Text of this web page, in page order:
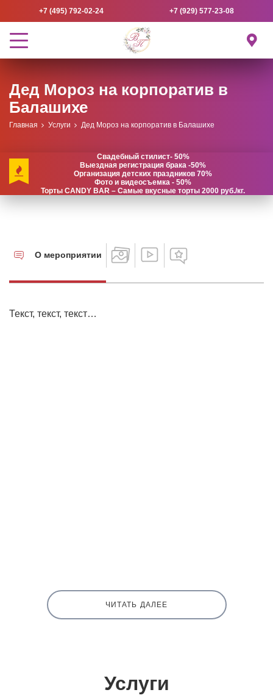
+7 (495) 792-02-24 +7 (929) 577-23-08
Дед Мороз на корпоратив в
Балашихе
Главная Услуги Дед Мороз на корпоратив в Балашихе
Свадебный стилист- 50%
Выездная регистрация брака -50%
Организация детских праздников 70%
Фото и видеосъемка - 50%
Торты CANDY BAR – Самые вкусные торты 2000 руб./кг.
О мероприятии
Текст, текст, текст…
ЧИТАТЬ ДАЛЕЕ
Услуги